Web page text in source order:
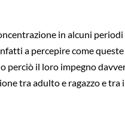
in alcuni periodi
a percepire come
il loro impegno
tra adulto e ragazzo e